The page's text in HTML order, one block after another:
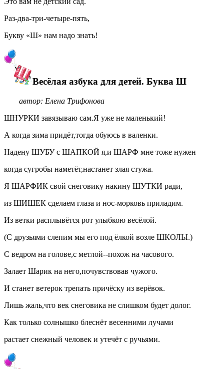
Раз-два-три-четыре-пять,
Букву «Ш» нам надо знать!
Весёлая азбука для детей. Буква Ш
автор: Елена Трифонова
ШНУРКИ завязываю сам.Я уже не маленький!
А когда зима придёт,тогда обуюсь в валенки.
Надену ШУБУ с ШАПКОЙ я,и ШАРФ мне тоже нужен
когда сугробы наметёт,настанет злая стужа.
Я ШАРФИК свой снеговику накину ШУТКИ ради,
из ШИШЕК сделаем глаза и нос-морковь приладим.
Из ветки расплывётся рот улыбкою весёлой.
(С друзьями слепим мы его под ёлкой возле ШКОЛЫ.)
С ведром на голове,с метлой--похож на часового.
Залает Шарик на него,почувствовав чужого.
И станет ветерок трепать причёску из верёвок.
Лишь жаль,что век снеговика не слишком будет долог.
Как только солнышко блеснёт весенними лучами
растает снежный человек и утечёт с ручьями.